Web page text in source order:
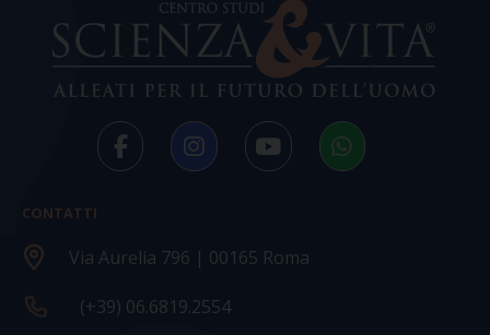
CONTATTI
Via Aurelia 796 | 00165 Roma
(+39) 06.6819.2554